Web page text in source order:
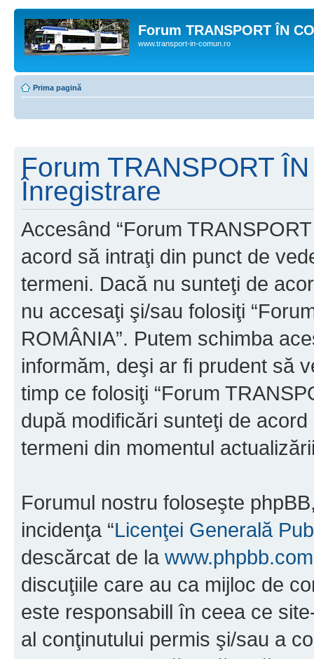
Forum TRANSPORT ÎN
www.transport-in-comun.ro
Prima pagină
Forum TRANSPORT
Înregistrare
Accesând “Forum
acord să intraţi din punct de
termeni. Dacă nu sunteţi de
nu accesaţi şi/sau folosiţi
ROMÂNIA”. Putem schimba
informăm, deşi ar fi prudent să
timp ce folosiţi “Forum
după modificări sunteţi de
termeni din momentul
Forumul nostru foloseşte
incidenţa “Licenţei Generală
descărcat de la www.phpbb.com
discuţiile care au ca mijloc de
este responsabill în ceea ce
al conţinutului permis şi/sau a